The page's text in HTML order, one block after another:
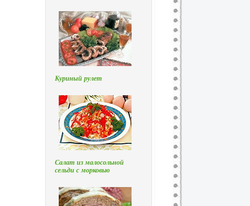
Куриный рулет
Салат из малосольной
сельди с морковью